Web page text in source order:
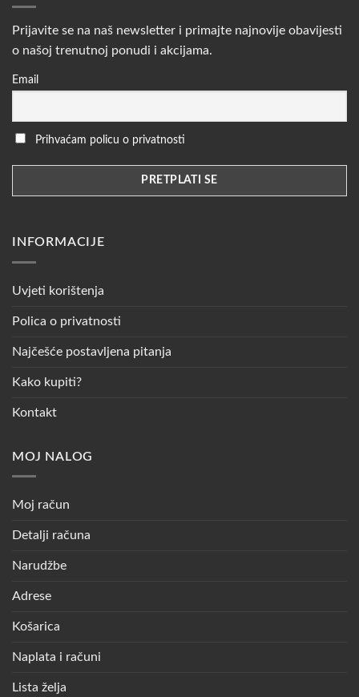
Prijavite se na naš newsletter i primajte najnovije obavijesti
o našoj trenutnoj ponudi i akcijama.
Email
Prihvaćam policu o privatnosti
INFORMACIJE
Uvjeti korištenja
Polica o privatnosti
Najčešće postavljena pitanja
Kako kupiti?
Kontakt
MOJ NALOG
Moj račun
Detalji računa
Narudžbe
Adrese
Košarica
Naplata i računi
Lista želja